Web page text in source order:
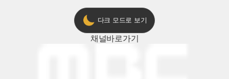
다크 모드로 보기
채널바로가기